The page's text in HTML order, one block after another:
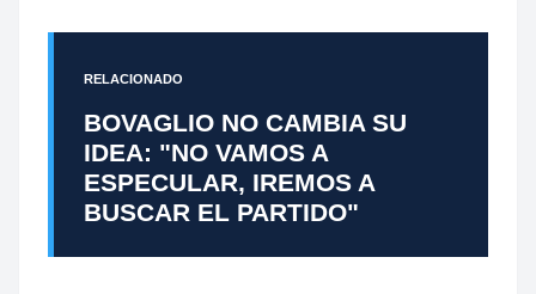
RELACIONADO
BOVAGLIO NO CAMBIA SU
IDEA: "NO VAMOS A
ESPECULAR, IREMOS A
BUSCAR EL PARTIDO"